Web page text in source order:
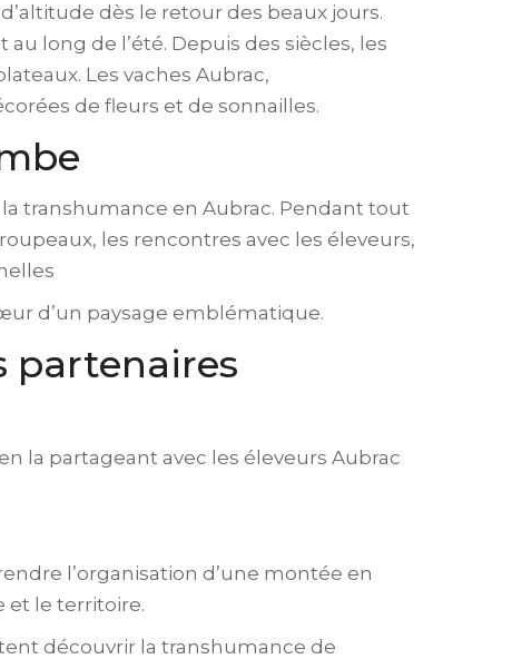
dès le retour des beaux jours.
long de l’été. Depuis des siècles, les
Les vaches Aubrac,
de fleurs et de sonnailles.
transhumance en Aubrac. Pendant tout
les rencontres avec les éleveurs,
d’un paysage emblématique.
partenaires
la partageant avec les éleveurs Aubrac
l’organisation d’une montée en
et le territoire.
découvrir la transhumance de